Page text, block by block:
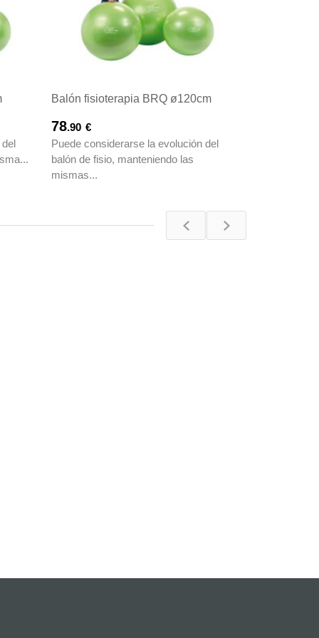
Balón fisioterapia BRQ ø120cm
78.90 €
Puede considerarse la evolución del
balón de fisio, manteniendo las
mismas...